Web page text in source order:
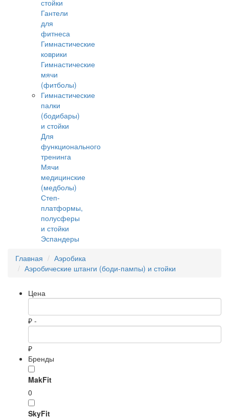
стойки
Гантели
для
фитнеса
Гимнастические
коврики
Гимнастические
мячи
(фитболы)
Гимнастические
палки
(бодибары)
и стойки
Для
функционального
тренинга
Мячи
медицинские
(медболы)
Степ-
платформы,
полусферы
и стойки
Эспандеры
Главная
Аэробика
Аэробические штанги (боди-пампы) и стойки
Цена
₽ -
₽
Бренды
MakFit
0
SkyFit